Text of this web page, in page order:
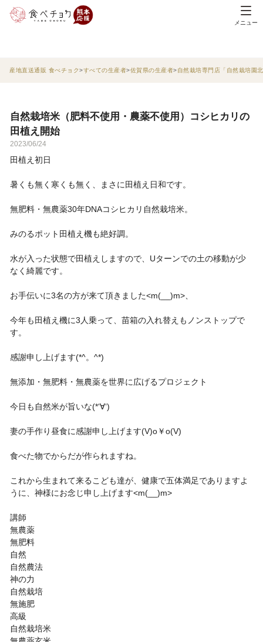
メニュー
産地直送通販 食べチョク すべての生産者 佐賀県の生産者 自然栽培専門店「自然栽培園
自然栽培米（肥料不使用・農薬不使用）コシヒカリの
田植え開始
2023/06/24
田植え初日
暑くも無く寒くも無く、まさに田植え日和です。
無肥料・無農薬30年DNAコシヒカリ自然栽培米。
みのるポット田植え機も絶好調。
水が入った状態で田植えしますので、Uターンでの土の移動が少
なく綺麗です。
お手伝いに3名の方が来て頂きました<m(__)m>、
今年も田植え機に3人乗って、苗箱の入れ替えもノンストップで
す。
感謝申し上げます(*^。^*)
無添加・無肥料・無農薬を世界に広げるプロジェクト
今日も自然米が旨いな(*‘∀‘)
妻の手作り昼食に感謝申し上げます(V)o￥o(V)
食べた物でからだが作られますね。
これから生まれて来るこども達が、健康で五体満足でありますよ
うに、神様にお念じ申し上げます<m(__)m>
講師
無農薬
無肥料
自然
自然農法
神の力
自然栽培
無施肥
高級
自然栽培米